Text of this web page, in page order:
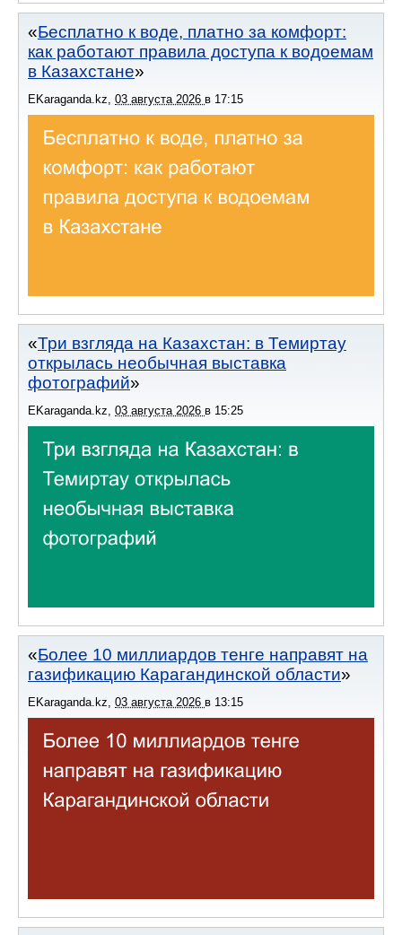
Бесплатно к воде, платно за комфорт:
как работают правила доступа к водоемам
в Казахстане
EKaraganda.kz, 03 августа 2026 в 17:15
Три взгляда на Казахстан: в Темиртау
открылась необычная выставка
фотографий
EKaraganda.kz, 03 августа 2026 в 15:25
Более 10 миллиардов тенге направят на
газификацию Карагандинской области
EKaraganda.kz 03 августа 2026 в 13:15